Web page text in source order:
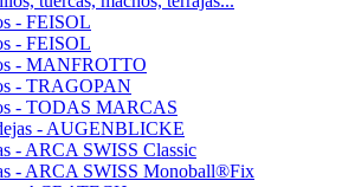
- FEISOL
- FEISOL
- MANFROTTO
- TRAGOPAN
- TODAS MARCAS
- AUGENBLICKE
- ARCA SWISS Classic
- ARCA SWISS Monoball®Fix